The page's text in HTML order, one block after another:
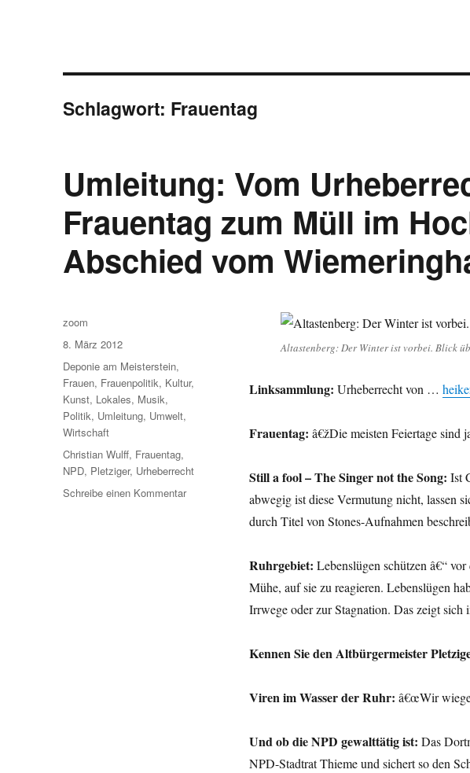
Schlagwort: Frauentag
Umleitung: Vom
Frauentag zum Müll im
Abschied vom
Altastenberg: Der Winter ist vorbei. Blick
Linksammlung: Urheberrecht von …
Frauentag: â€žDie meisten Feiertage
Still a fool – The Singer not the Song: Ist
abwegig ist diese Vermutung nicht, lassen
durch Titel von Stones-Aufnahmen
Ruhrgebiet: Lebenslügen schützen â€“
Mühe, auf sie zu reagieren. Lebenslügen
Irrwege oder zur Stagnation. Das zeigt
Kennen Sie den Altbürgermeister
Viren im Wasser der Ruhr: â€œWir
Und ob die NPD gewalttätig ist: Das
NPD-Stadtrat Thieme und sichert so den
Autor
zoom
Veröffentlicht
am
8. März 2012
Kategorien
Deponie am Meisterstein,
Frauen, Frauenpolitik, Kultur,
Kunst, Lokales, Musik,
Politik, Umleitung, Umwelt,
Wirtschaft
Schlagwörter
Christian Wulff, Frauentag,
NPD, Pletziger, Urheberrecht
Schreibe einen Kommentarzu
Hochsauerland.
Wiemeringhauser?